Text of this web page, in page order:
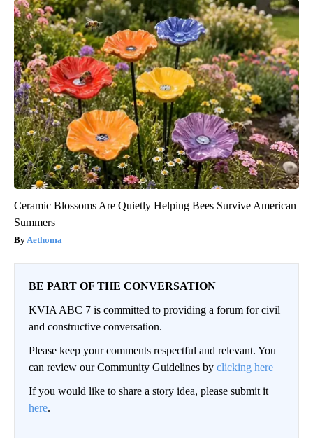
Ceramic Blossoms Are Quietly Helping Bees Survive American
Summers
Aethoma
BE PART OF THE CONVERSATION
KVIA ABC 7 is committed to providing a forum for civil
and constructive conversation.
Please keep your comments respectful and relevant. You
can review our Community Guidelines by clicking here
If you would like to share a story idea, please submit it
here.